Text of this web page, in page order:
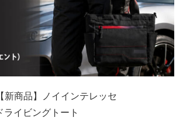
新商品】ノイインテレッセ
イビングトート